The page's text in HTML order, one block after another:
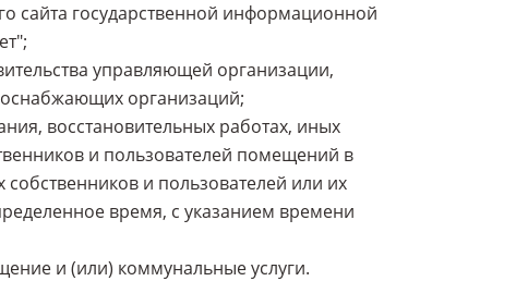
сайта государственной информационной
управляющей организации,
организаций;
восстановительных работах, иных
и пользователей помещений в
и пользователей или их
время, с указанием времени
и (или) коммунальные услуги.